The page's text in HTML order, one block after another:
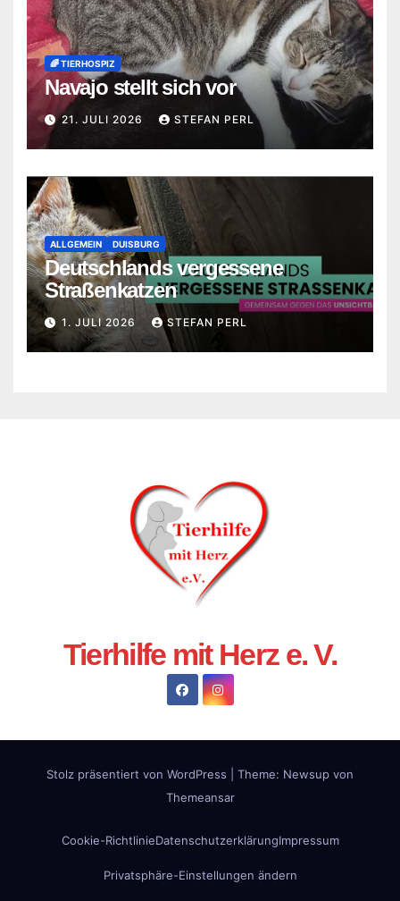
🌈 TIERHOSPIZ
Navajo stellt sich vor
21. JULI 2026 STEFAN PERL
ALLGEMEIN DUISBURG
Deutschlands vergessene
Straßenkatzen
1. JULI 2026 STEFAN PERL
Tierhilfe mit Herz e. V.
Stolz präsentiert von WordPress Theme: Newsup von
Themeansar
Cookie-RichtlinieDatenschutzerklärungImpressum
Privatsphäre-Einstellungen ändern